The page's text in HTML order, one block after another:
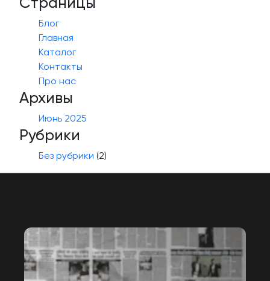
Блог
Главная
Каталог
Контакты
Про нас
Архивы
Июнь 2025
Рубрики
Без рубрики (2)